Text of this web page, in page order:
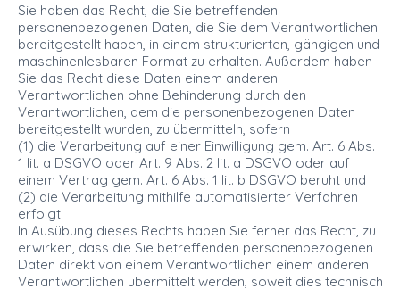
Sie haben das Recht, die Sie betreffenden
personenbezogenen Daten, die Sie dem Verantwortlichen
bereitgestellt haben, in einem strukturierten, gängigen und
maschinenlesbaren Format zu erhalten. Außerdem haben
Sie das Recht diese Daten einem anderen
Verantwortlichen ohne Behinderung durch den
Verantwortlichen, dem die personenbezogenen Daten
bereitgestellt wurden, zu übermitteln, sofern
(1) die Verarbeitung auf einer Einwilligung gem. Art. 6 Abs.
1 lit. a DSGVO oder Art. 9 Abs. 2 lit. a DSGVO oder auf
einem Vertrag gem. Art. 6 Abs. 1 lit. b DSGVO beruht und
(2) die Verarbeitung mithilfe automatisierter Verfahren
erfolgt.
In Ausübung dieses Rechts haben Sie ferner das Recht, zu
erwirken, dass die Sie betreffenden personenbezogenen
Daten direkt von einem Verantwortlichen einem anderen
Verantwortlichen übermittelt werden, soweit dies technisch